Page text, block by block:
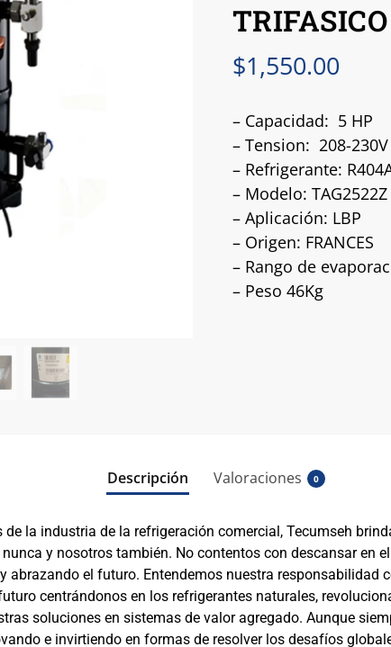
TRIFASICO
$1,550.00
– Capacidad: 5 HP
– Tension: 208-
– Refrigerante:
– Modelo: TAG2522Z
– Aplicación: LBP
– Origen: FRANCES
– Rango de
– Peso 46Kg
Descripción Valoraciones 0
la industria de la refrigeración comercial, Tecumseh
y nosotros también. No contentos con descansar en
abrazando el futuro. Entendemos nuestra responsabilidad
centrándonos en los refrigerantes naturales,
soluciones en sistemas de valor agregado. Aunque
e invirtiendo en formas de resolver los desafíos